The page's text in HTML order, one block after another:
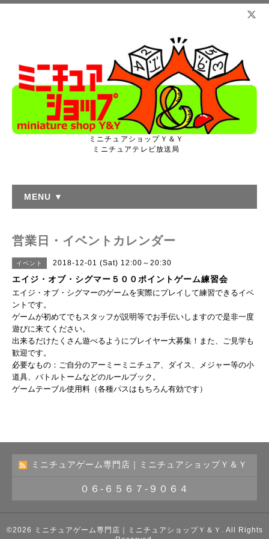
ミニチュアショップＹ＆Ｙ
ミニチュアテレビ放送局
MENU ▼
営業日・イベントカレンダー
イベント 2018-12-01 (Sat) 12:00～20:30
エイジ・オブ・シグマー５００ポイントゲーム練習会
エイジ・オブ・シグマーのゲームを実際にプレイして練習できるイベ
ントです。
ゲームが初めてでもスタッフが説明等でお手伝いしますので是非一度
遊びに来てください。
出来るだけたくさん遊べるようにプレイヤー大募集！また、ご見学も
歓迎です。
必要なもの：ご自分のアーミーミニチュア、ダイス、メジャー等の小
道具、バトルトームなどのルールブック。
ゲームテーブル使用料（各種パスはもちろん有効です）
ミニチュアゲーム専門店｜ミニチュアショップＹ＆Ｙ
０６-６５６７-９０６４
©2026 ミニチュアゲーム専門店｜ミニチュアショップＹ＆Ｙ . All Rights